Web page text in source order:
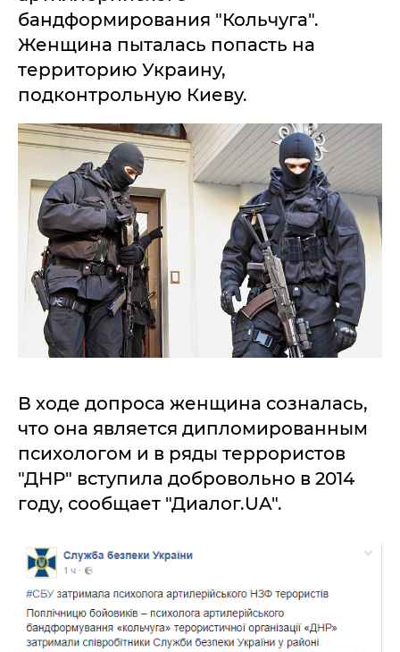
бандформирования "Кольчуга".
Женщина пыталась попасть на
территорию Украину,
подконтрольную Киеву.
В ходе допроса женщина созналась,
что она является дипломированным
психологом и в ряды террористов
"ДНР" вступила добровольно в 2014
году, сообщает "Диалог.UA".